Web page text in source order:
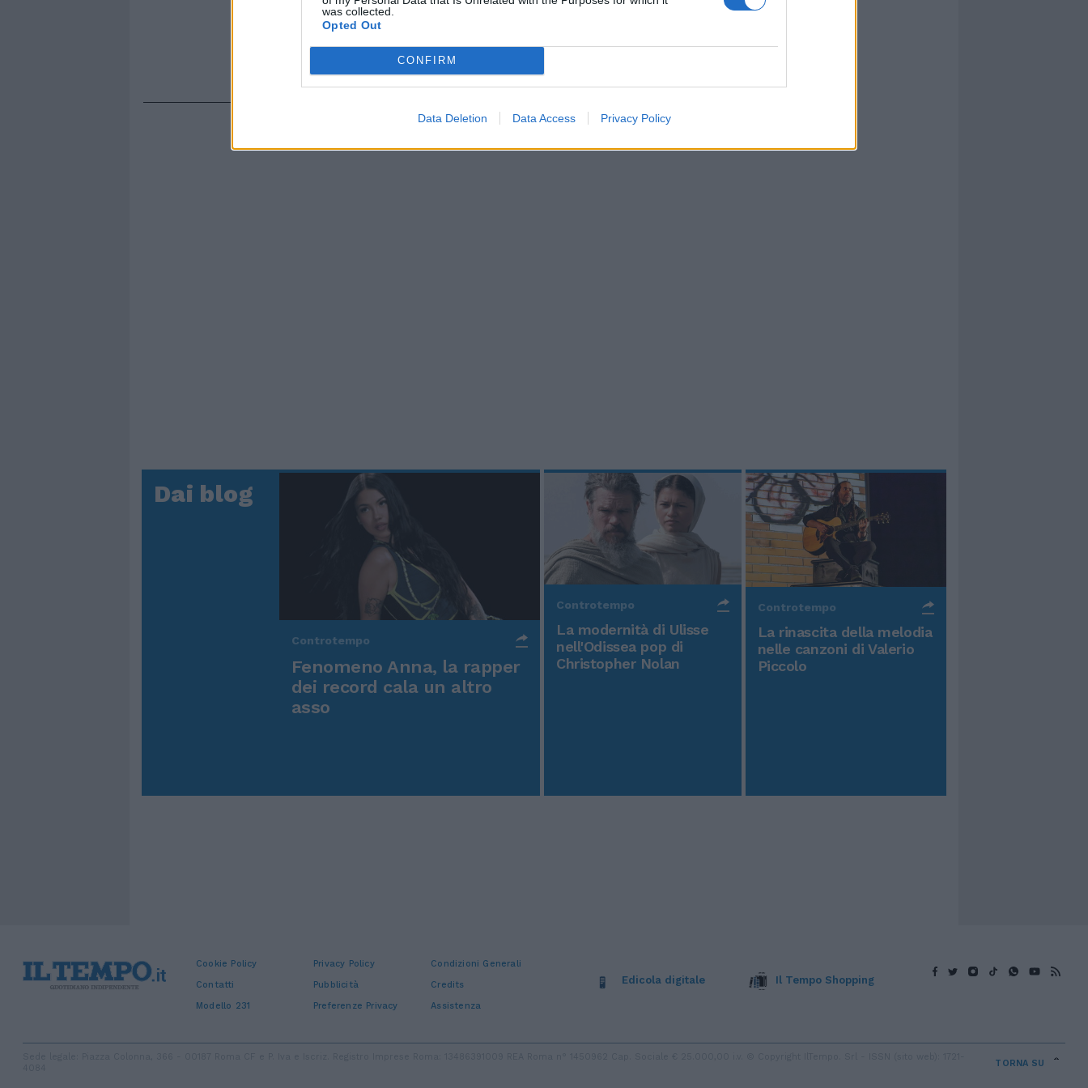
was collected.
Opted Out
CONFIRM
Data Deletion Data Access Privacy Policy
Dai blog
Controtempo
Fenomeno Anna, la rapper
dei record cala un altro
asso
Controtempo
La modernità di Ulisse
nell'Odissea pop di
Christopher Nolan
Controtempo
La rinascita della melodia
nelle canzoni di Valerio
Piccolo
Cookie Policy Privacy Policy
Condizioni Generali
Contatti
Pubblicità
Credits
Modello 231
Preferenze Privacy Assistenza
Edicola digitale Il Tempo Shopping
TORNA SU